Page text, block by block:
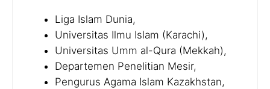
Liga Islam Dunia,
Universitas Ilmu Islam (Karachi),
Universitas Umm al-Qura (Mekkah),
Departemen Penelitian Mesir,
Pengurus Agama Islam Kazakhstan,